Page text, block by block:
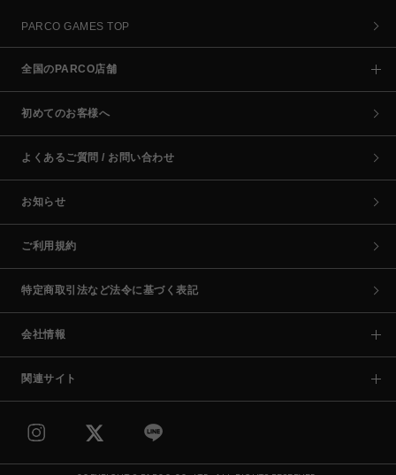
PARCO GAMES TOP
全国のPARCO店舗
初めてのお客様へ
よくあるご質問 / お問い合わせ
お知らせ
ご利用規約
特定商取引法など法令に基づく表記
会社情報
関連サイト